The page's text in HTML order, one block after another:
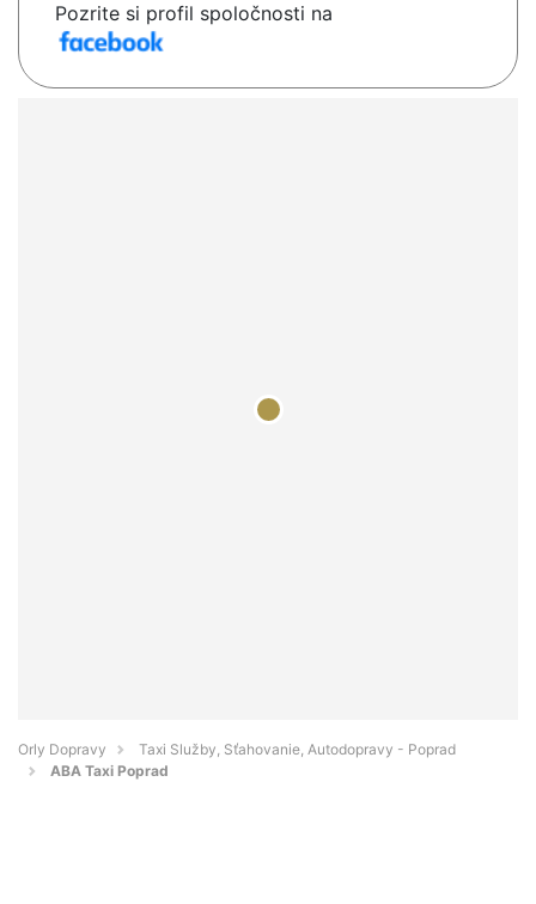
Pozrite si profil spoločnosti na
Orly Dopravy
Taxi Služby, Sťahovanie, Autodopravy - Poprad
ABA Taxi Poprad